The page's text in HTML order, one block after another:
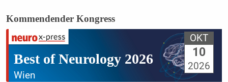
Kommendender Kongress
Best of Neurology 2026
Wien
OKT
10
2026